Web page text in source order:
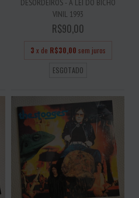
DESORDEIROS - A LEI DO BICHO
VINIL 1993
R$90,00
3 x de R$30,00 sem juros
ESGOTADO